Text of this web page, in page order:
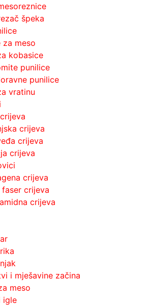
špeka
za meso
kobasice
punilice
punilice
vratinu
crijeva
crijeva
crijeva
crijeva
faser crijeva
crijeva
i mješavine začina
meso
igle